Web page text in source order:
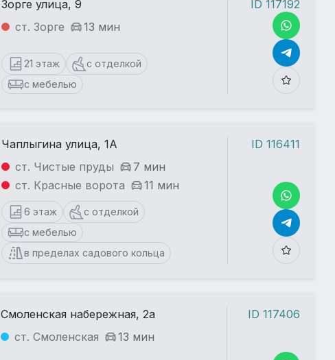
Зорге улица, 9
ст. Зорге
13 мин
21 этаж
с отделкой
с мебелью
ID 117192
Чаплыгина улица, 1А
ст. Чистые пруды
7 мин
ст. Красные ворота
11 мин
6 этаж
с отделкой
с мебелью
в пределах садового кольца
ID 116411
Смоленская набережная, 2а
ст. Смоленская
13 мин
ID 117406